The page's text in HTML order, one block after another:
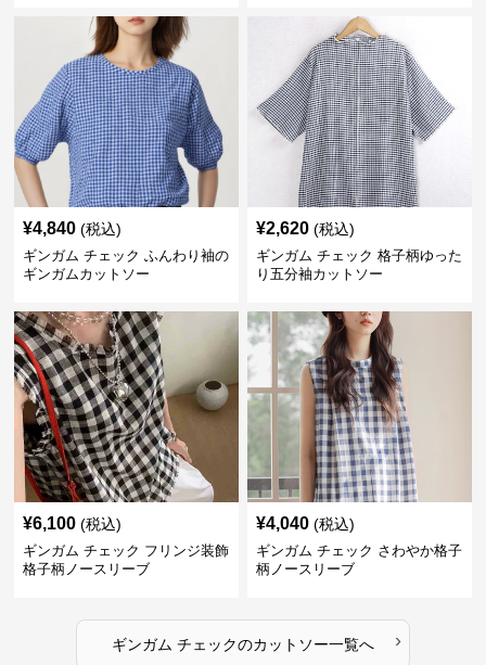
¥4,840 (税込)
ギンガム チェック ふんわり袖の
ギンガムカットソー
¥2,620 (税込)
ギンガム チェック 格子柄ゆった
り五分袖カットソー
¥6,100 (税込)
ギンガム チェック フリンジ装飾
格子柄ノースリーブ
¥4,040 (税込)
ギンガム チェック さわやか格子
柄ノースリーブ
ギンガム チェックのカットソー一覧へ ›